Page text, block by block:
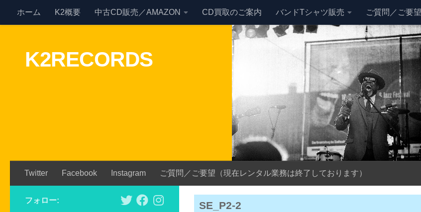
Skip to content
ホーム K2概要 中古CD販売／AMAZON CD買取のご案内 バンドTシャツ販売 ご質問／ご要
K2RECORDS
Twitter Facebook Instagram ご質問／ご要望（現在レンタル業務は終了しております）
SE_P2-2
フォロー: